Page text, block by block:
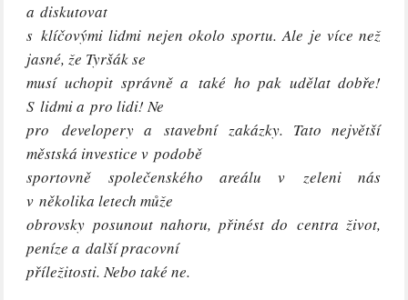
a diskutovat
s klíčovými lidmi nejen okolo sportu. Ale je více než
jasné, že Tyršák se
musí uchopit správně a také ho pak udělat dobře!
S lidmi a pro lidi! Ne
pro developery a stavební zakázky. Tato největší
městská investice v podobě
sportovně společenského areálu v zeleni nás
v několika letech může
obrovsky posunout nahoru, přinést do centra život,
peníze a další pracovní
příležitosti. Nebo také ne.